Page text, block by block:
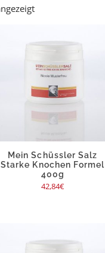
Mein Schüssler Salz
Starke Knochen Formel
400g
42,84€